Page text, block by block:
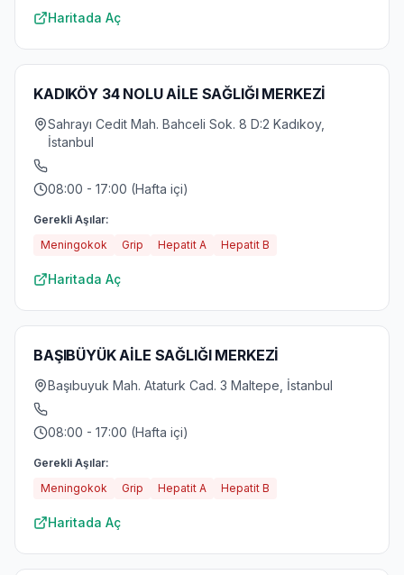
Haritada Aç
KADIKÖY 34 NOLU AİLE SAĞLIĞI MERKEZİ
Sahrayı Cedit Mah. Bahceli Sok. 8 D:2 Kadıkoy,
İstanbul
08:00 - 17:00 (Hafta içi)
Gerekli Aşılar:
Meningokok
Grip Hepatit A Hepatit B
Haritada Aç
BAŞIBÜYÜK AİLE SAĞLIĞI MERKEZİ
Başıbuyuk Mah. Ataturk Cad. 3 Maltepe, İstanbul
08:00 - 17:00 (Hafta içi)
Gerekli Aşılar:
Meningokok
Grip Hepatit A Hepatit B
Haritada Aç